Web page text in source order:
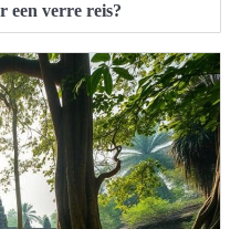
een verre reis?